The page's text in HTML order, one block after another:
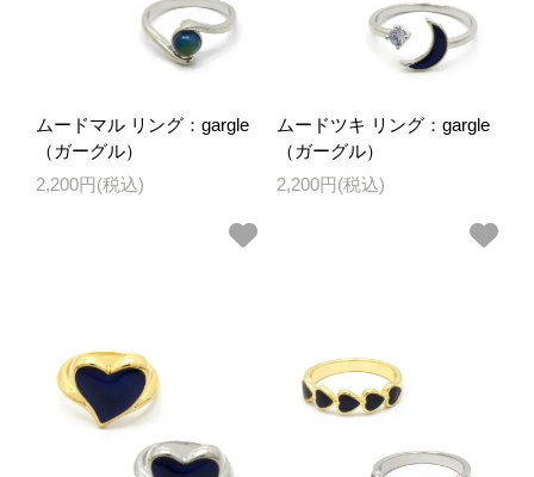
ムードマル リング：gargle
（ガーグル）
2,200円(税込)
ムードツキ リング：gargle
（ガーグル）
2,200円(税込)